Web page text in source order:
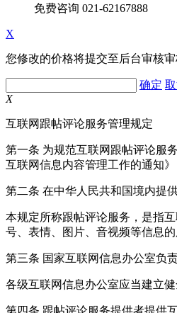
免费咨询 021-62167888
X
您修改的价格将提交至后台审核
确定
X
互联网跟帖评论服务管理规定
第一条 为规范互联网跟帖评论服
互联网信息内容管理工作的通知》
第二条 在中华人民共和国境内提
本规定所称跟帖评论服务，是指
号、表情、图片、音视频等信息的
第三条 国家互联网信息办公室负
各级互联网信息办公室应当建立
第四条 跟帖评论服务提供者提供